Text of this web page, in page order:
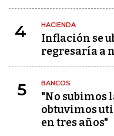
4 HACIENDA
Inflación se
regresaría a
5 BANCOS
"No subimos
obtuvimos
en tres años"